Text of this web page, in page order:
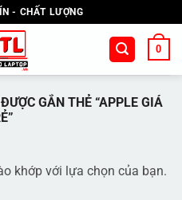
- CHẤT LƯỢNG
0
GẮN THẺ “APPLE GIÁ
khớp với lựa chọn của bạn.